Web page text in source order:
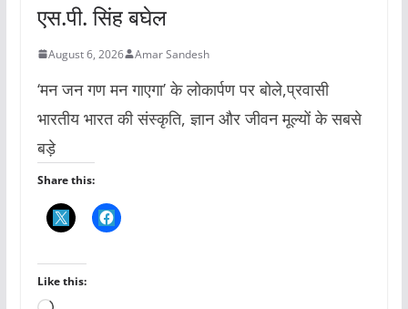
एस.पी. सिंह बघेल
August 6, 2026 Amar Sandesh
‘मन जन गण मन गाएगा’ के लोकार्पण पर बोले,प्रवासी
भारतीय भारत की संस्कृति, ज्ञान और जीवन मूल्यों के सबसे
बड़े
Share this:
Like this: